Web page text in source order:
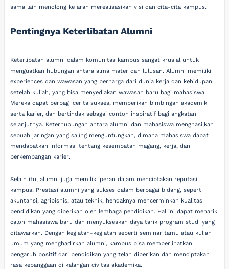
sama lain menolong ke arah merealisasikan visi dan cita-cita kampus.
Pentingnya Keterlibatan Alumni
Keterlibatan alumni dalam komunitas kampus sangat krusial untuk
menguatkan hubungan antara alma mater dan lulusan. Alumni memiliki
experiences dan wawasan yang berharga dari dunia kerja dan kehidupan
setelah kuliah, yang bisa menyediakan wawasan baru bagi mahasiswa.
Mereka dapat berbagi cerita sukses, memberikan bimbingan akademik
serta karier, dan bertindak sebagai contoh inspiratif bagi angkatan
selanjutnya. Keterhubungan antara alumni dan mahasiswa menghasilkan
sebuah jaringan yang saling menguntungkan, dimana mahasiswa dapat
mendapatkan informasi tentang kesempatan magang, kerja, dan
perkembangan karier.
Selain itu, alumni juga memiliki peran dalam menciptakan reputasi
kampus. Prestasi alumni yang sukses dalam berbagai bidang, seperti
akuntansi, agribisnis, atau teknik, hendaknya mencerminkan kualitas
pendidikan yang diberikan oleh lembaga pendidikan. Hal ini dapat menarik
calon mahasiswa baru dan menyukseskan daya tarik program studi yang
ditawarkan. Dengan kegiatan-kegiatan seperti seminar tamu atau kuliah
umum yang menghadirkan alumni, kampus bisa memperlihatkan
pengaruh positif dari pendidikan yang telah diberikan dan menciptakan
rasa kebanggaan di kalangan civitas akademika.